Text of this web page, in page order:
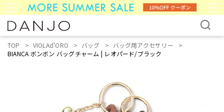
TOP VIOLAd'ORO バッグ
バッグ用アクセサリー
BIANCA ボンボン バッグチャーム | レオパード/ブラック